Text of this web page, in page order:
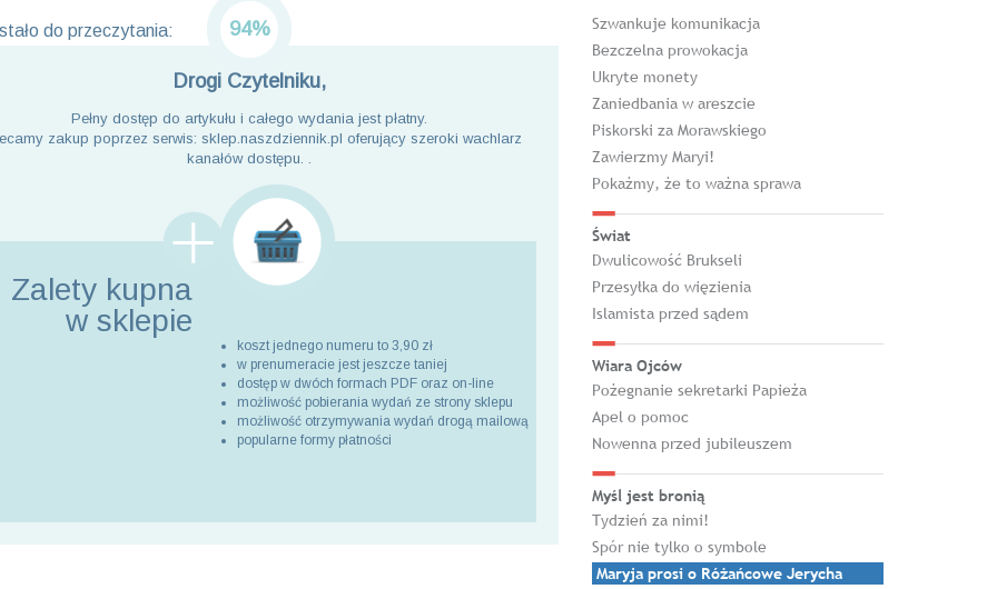
do przeczytania: 94%
Drogi Czytelniku,
Pełny dostęp do artykułu i całego wydania jest płatny.
zakup poprzez serwis: sklep.naszdziennik.pl oferujący szeroki wachlarz
kanałów dostępu. .
Zalety kupna
w sklepie
koszt jednego numeru to 3,90 zł
w prenumeracie jest jeszcze taniej
dostęp w dwóch formach PDF oraz on-line
możliwość pobierania wydań ze strony sklepu
możliwość otrzymywania wydań drogą mailową
popularne formy płatności
Szwankuje komunikacja
Bezczelna prowokacja
Ukryte monety
Zaniedbania w areszcie
Piskorski za Morawskiego
Zawierzmy Maryi!
Pokażmy, że to ważna sprawa
Świat
Dwulicowość Brukseli
Przesyłka do więzienia
Islamista przed sądem
Wiara Ojców
Pożegnanie sekretarki Papieża
Apel o pomoc
Nowenna przed jubileuszem
Myśl jest bronią
Tydzień za nimi!
Spór nie tylko o symbole
Maryja prosi o Różańcowe Jerycha